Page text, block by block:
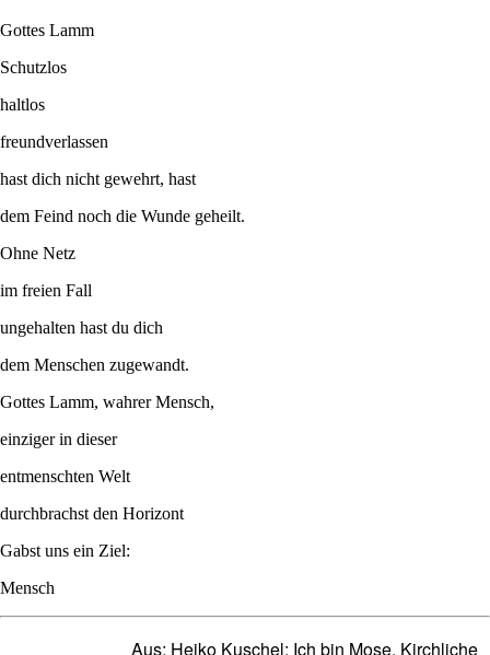
Gottes Lamm
Schutzlos
haltlos
freundverlassen
hast dich nicht gewehrt, hast
dem Feind noch die Wunde geheilt.
Ohne Netz
im freien Fall
ungehalten hast du dich
dem Menschen zugewandt.
Gottes Lamm, wahrer Mensch,
einziger in dieser
entmenschten Welt
durchbrachst den Horizont
Gabst uns ein Ziel:
Mensch
Aus: Heiko Kuschel: Ich bin Mose. Kirchliche